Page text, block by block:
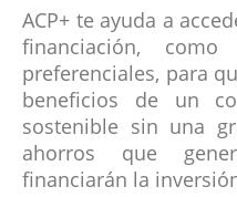
ACP+ te ayuda a
financiación,
preferenciales, para
beneficios de un
sostenible sin una
ahorros que
financiarán la